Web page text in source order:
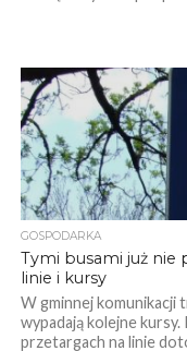
GOSPODARKA
Tymi busami już nie
linie i kursy
W gminnej komunikacji
wypadają kolejne
przetargach na linie